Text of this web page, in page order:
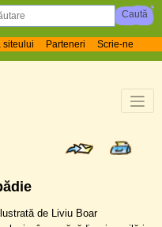
siteului Parteneri Scrie-ne
de Liviu Boar